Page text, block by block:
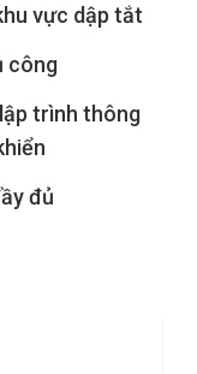
vực dập tắt
công
trình thông
đủ